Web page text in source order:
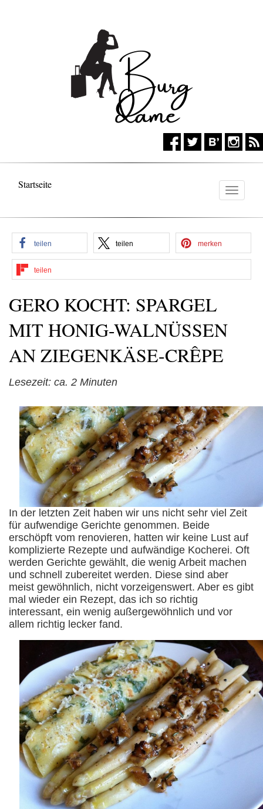
Toggle
Startseite
teilen teilen merken
teilen
GERO KOCHT: SPARGEL
MIT HONIG-WALNÜSSEN
AN ZIEGENKÄSE-CRÊPE
Lesezeit: ca. 2 Minuten
In der letzten Zeit haben wir uns nicht sehr viel Zeit
für aufwendige Gerichte genommen. Beide
erschöpft vom renovieren, hatten wir keine Lust auf
komplizierte Rezepte und aufwändige Kocherei. Oft
werden Gerichte gewählt, die wenig Arbeit machen
und schnell zubereitet werden. Diese sind aber
meist gewöhnlich, nicht vorzeigenswert. Aber es gibt
mal wieder ein Rezept, das ich so richtig
interessant, ein wenig außergewöhnlich und vor
allem richtig lecker fand.